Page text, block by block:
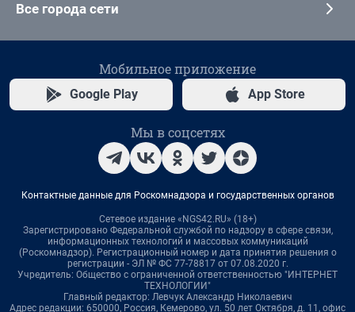
Все города сети
Мобильное приложение
Google Play App Store
Мы в соцсетях
Контактные данные для Роскомнадзора и государственных органов
Сетевое издание «NGS42.RU» (18+)
Зарегистрировано Федеральной службой по надзору в сфере связи,
информационных технологий и массовых коммуникаций
(Роскомнадзор). Регистрационный номер и дата принятия решения о
регистрации - ЭЛ № ФС 77-78817 от 07.08.2020 г.
Учредитель: Общество с ограниченной ответственностью "ИНТЕРНЕТ
ТЕХНОЛОГИИ"
Главный редактор: Левчук Александр Николаевич
Адрес редакции: 650000, Россия, Кемерово, ул. 50 лет Октября, д. 11, офис